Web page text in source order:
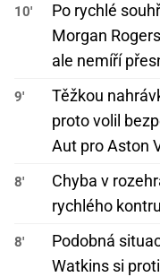
10'
Po rychlé
Morgan
ale nemíří
9'
Těžkou
proto volil
Aut pro Aston
8'
Chyba v
rychlého
8'
Podobná
Watkins si